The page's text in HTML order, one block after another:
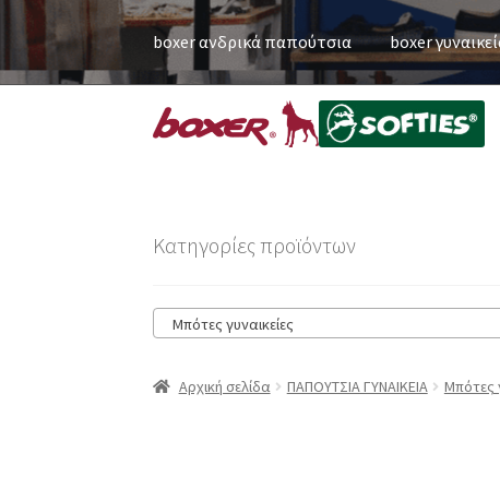
boxer ανδρικά παπούτσια boxer
Κατηγορίες προϊόντων
Μπότες γυναικείες
Αρχική σελίδα ΠΑΠΟΥΤΣΙΑ ΓΥΝΑΙΚΕΙΑ Μπότες